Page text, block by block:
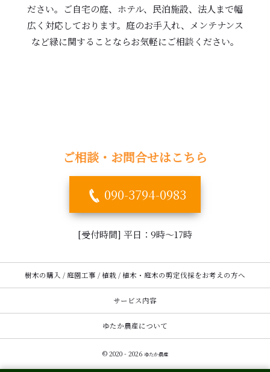
ださい。ご自宅の庭、ホテル、民泊施設、法人まで幅
広く対応しております。庭のお手入れ、メンテナンス
など緑に関することならお気軽にご相談ください。
ご相談・お問合せはこちら
090-3794-0983
[受付時間] 平日：9時～17時
樹木の購入 / 庭園工事 / 植栽 / 植木・庭木の剪定伐採をお考えの方へ
サービス内容
ゆたか農産について
© 2020 - 2026 ゆたか農産